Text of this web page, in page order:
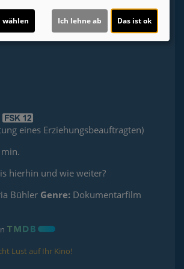
eines Erziehungsbeauftragten)
hierhin und wie weiter?
Bühler Genre: Dokumentarfilm
Lust auf Ihr Kino!
wählen Ich lehne ab Das ist ok